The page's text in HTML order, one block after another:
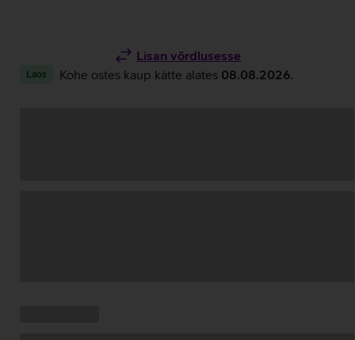
Lisan võrdlusesse
Laos Kohe ostes kaup kätte alates 08.08.2026